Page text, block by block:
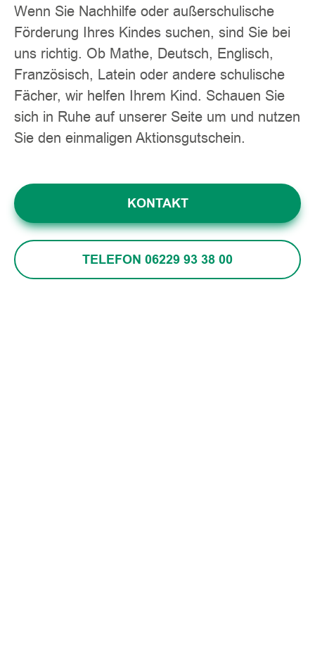
Wenn Sie Nachhilfe oder außerschulische
Förderung Ihres Kindes suchen, sind Sie bei
uns richtig. Ob Mathe, Deutsch, Englisch,
Französisch, Latein oder andere schulische
Fächer, wir helfen Ihrem Kind. Schauen Sie
sich in Ruhe auf unserer Seite um und nutzen
Sie den einmaligen Aktionsgutschein.
KONTAKT
TELEFON 06229 93 38 00